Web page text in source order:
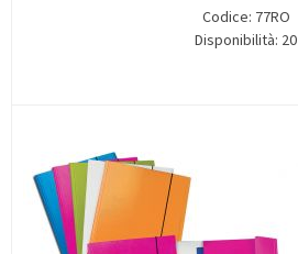
Codice: 77RO
Disponibilità: 20